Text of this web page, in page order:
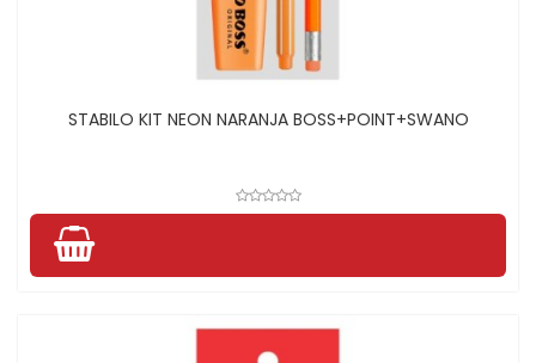
STABILO KIT NEON NARANJA BOSS+POINT+SWANO